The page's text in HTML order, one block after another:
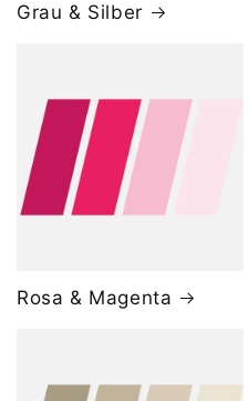
Grau & Silber
Rosa & Magenta